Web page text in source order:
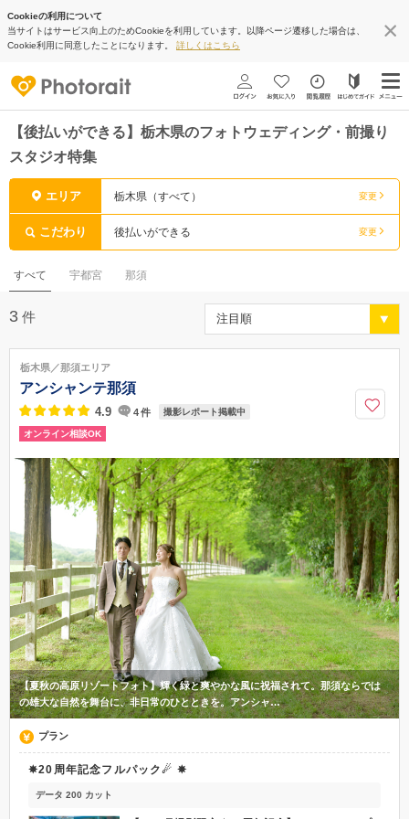
Cookieの利用について
当サイトはサービス向上のためCookieを利用しています。以降ページ遷移した場合は、
Cookie利用に同意したことになります。 詳しくはこちら
【後払いができる】栃木県のフォトウェディング・前撮り
スタジオ特集
エリア 栃木県（すべて） 変更
こだわり 後払いができる 変更
すべて 宇都宮 那須
3 件
栃木県／那須エリア
アンシャンテ那須
4.9 4件 撮影レポート掲載中
オンライン相談OK
【夏秋の高原リゾートフォト】輝く緑と爽やかな風に祝福されて。那須ならでは
の雄大な自然を舞台に、非日常のひとときを。アンシャ…
プラン
✵20周年記念フルパック☄ ✵
データ 200 カット